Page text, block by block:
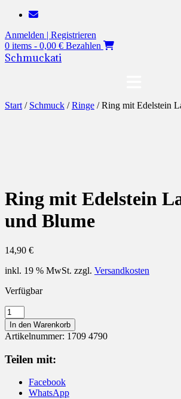
Zum
springen
Anmelden | Registrieren
0 items - 0,00 € Bezahlen
Schmuckati
Start / Schmuck /Ringe / Ring mit Edelstein
Ring mit Edelstein
und Blume
14,90 €
inkl. 19 % MwSt. zzgl. Versandkosten
Verfügbar
Ring
mit
Edelstein
Labradorit
und
Blume
In den Warenkorb
Artikelnummer: 1709 4790
Teilen mit:
Facebook
WhatsApp